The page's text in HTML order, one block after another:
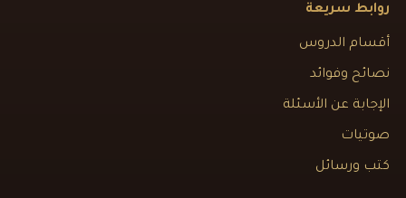
روابط سريعة
أقسام الدروس
نصائح وفوائد
الإجابة عن الأسئلة
صوتيات
كتب ورسائل